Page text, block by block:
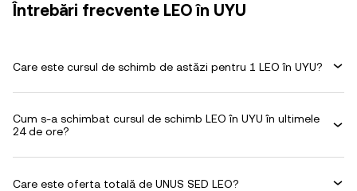
Întrebări frecvente LEO în UYU
Care este cursul de schimb de astăzi pentru 1 LEO în UYU?
Cum s-a schimbat cursul de schimb LEO în UYU în ultimele
24 de ore?
Care este oferta totală de UNUS SED LEO?